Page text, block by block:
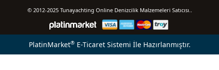
© 2012-2025 Tunayachting Online Denizcilik Malzemeleri Satıcısı..
PlatinMarket®E-Ticaret Sistemi İle Hazırlanmıştır.